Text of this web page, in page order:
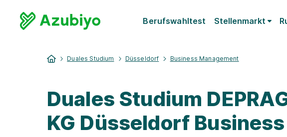
Berufswahltest Stellenmarkt
Duales Studium Düsseldorf Business Management
Duales Studium
KG Düsseldorf